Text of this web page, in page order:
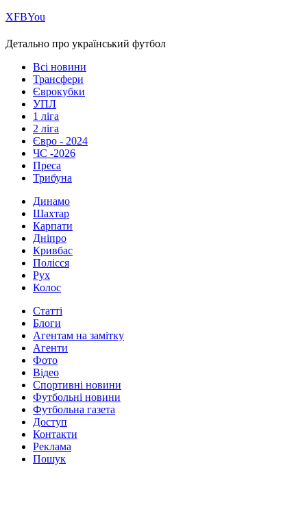
ХFBYou
Детально про український футбол
Всі новини
Трансфери
Єврокубки
УПЛ
1 ліга
2 ліга
Євро - 2024
ЧС -2026
Преса
Трибуна
Динамо
Шахтар
Карпати
Дніпро
Кривбас
Полісся
Рух
Колос
Статті
Блоги
Агентам на замітку
Агенти
Фото
Відео
Спортивні новини
Футбольні новини
Футбольна газета
Доступ
Контакти
Реклама
Пошук